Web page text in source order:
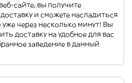
сайте, вы получите
и сможете насладиться
через несколько минут! Вы
доставку на удобное для вас
заведение в данный